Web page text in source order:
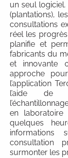
un seul
(plantations),
consultations
réel les
planifie et
fabricants du
et innovante
approche
l’application
l’aide de
en laboratoire
quelques
consultation
surmonter les